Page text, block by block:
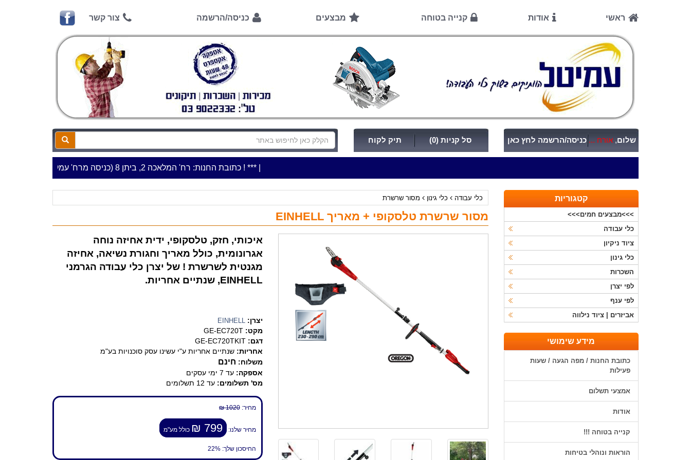
ראשי אודות קנייה בטוחה מבצעים כניסה/הרשמה צור קשר
סל קניות (0) תיק לקוח שלום, אורח ... כניסה/הרשמה לחץ כאן
***כתובת החנות: רח' המלאכה 2, ביתן 8 (כניסה מרח' עמל 5) א.ת.פארק אפק, ראש העין***
כלי עבודה כלי גינון מסור שרשרת
מסור שרשרת טלסקופי + מאריך EINHELL
איכותי, חזק, טלסקופי, ידית אחיזה נוחה
אגרונומית, כולל מאריך וחגורת נשיאה, אחיזה
מגנטית לשרשרת ! של יצרן כלי עבודה הגרמני
EINHELL, שנתיים אחריות.
יצרן: EINHELL
מקט:GE-EC720T
דגם:GE-EC720TKIT
אחריות:שנתיים אחריות ע"י עשינו עסק סוכנויות בע"מ
משלוח: חינם
אספקה:עד 7 ימי עסקים
מס' תשלומים:עד 12 תשלומים
מחיר:1020 ₪
מחיר שלנו: 799 ₪ כולל מע"מ
החיסכון שלך:22%
קטגוריות
>>>מבצעים חמים>>>
כלי עבודה
ציוד ניקיון
כלי גינון
השכרות
לפי יצרן
לפי ענף
אביזרים | ציוד נילווה
מידע שימושי
כתובת החנות / מפה הגעה / שעות
פעילות
אמצעי תשלום
אודות
קנייה בטוחה !!!
הוראות ונוהלי בטיחות